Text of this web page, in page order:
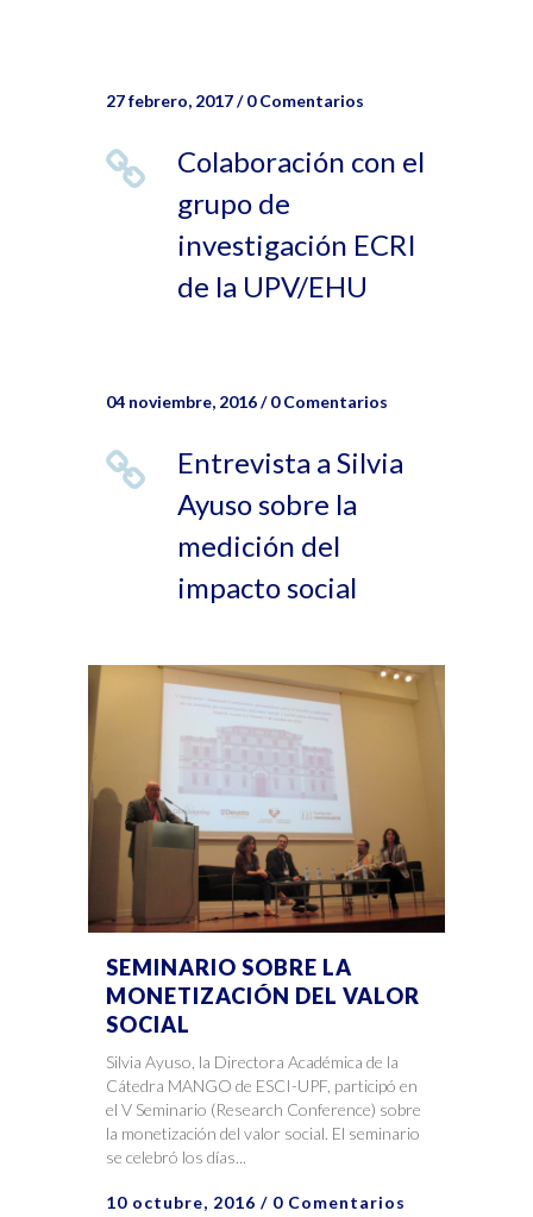
27 febrero, 2017/0 Comentarios
Colaboración con el
grupo de
investigación ECRI
de la UPV/EHU
04 noviembre, 2016/0 Comentarios
Entrevista a Silvia
Ayuso sobre la
medición del
impacto social
SEMINARIO SOBRE LA
MONETIZACIÓN DEL VALOR
SOCIAL
Silvia Ayuso, la Directora Académica de la
Cátedra MANGO de ESCI-UPF, participó en
el V Seminario (Research Conference) sobre
la monetización del valor social. El seminario
se celebró los días...
10 octubre, 2016 / 0 Comentarios